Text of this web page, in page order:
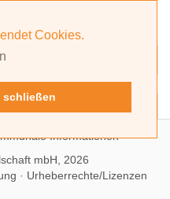
Cookies.
schließen
mbH, 2026
· Urheberrechte/Lizenzen